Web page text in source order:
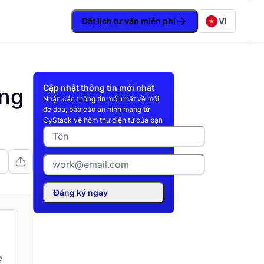
Đặt lịch tư vấn miễn phí VI
Cập nhật thông tin mới nhất
Nhận các thông tin mới nhất về mối
đe dọa, báo cáo an ninh mạng từ
CyStack về hòm thư điện tử của bạn
Đăng ký ngay